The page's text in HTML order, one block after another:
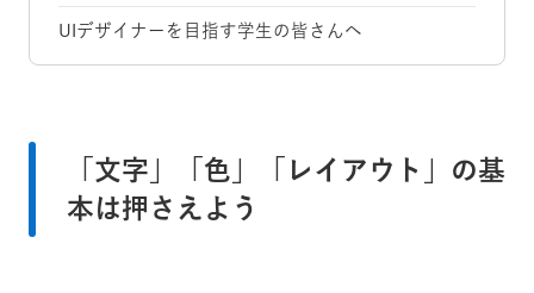
UIデザイナーを目指す学生の皆さんへ
「文字」「色」「レイアウト」の基
本は押さえよう